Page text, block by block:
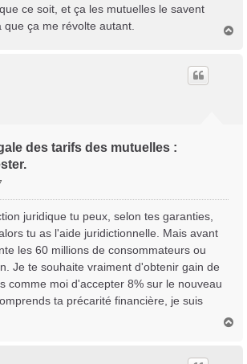
ce soit, et ça les mutuelles le savent
que ça me révolte autant.
des tarifs des mutuelles :
juridique tu peux, selon tes garanties,
tu as l'aide juridictionnelle. Mais avant
les 60 millions de consommateurs ou
Je te souhaite vraiment d'obtenir gain de
comme moi d'accepter 8% sur le nouveau
ta précarité financière, je suis